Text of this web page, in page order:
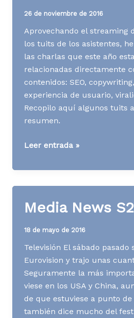
26 de noviembre de 2016
Aprovechando el streaming
los tuits de los asistentes,
las charlas que este año
relacionadas directamente
contenidos: SEO,
experiencia de usuario,
Recopilo aquí algunos tuits
resumen.
[Contenidos]
del
relacionadas
contenidos
Leer entrada »
Media News
18 de mayo de 2016
Televisión El sábado pasado
Eurovision y trajo unas
Seguramente la más
viese en los USA y China,
de que estuviese a punto
también dice mucho del